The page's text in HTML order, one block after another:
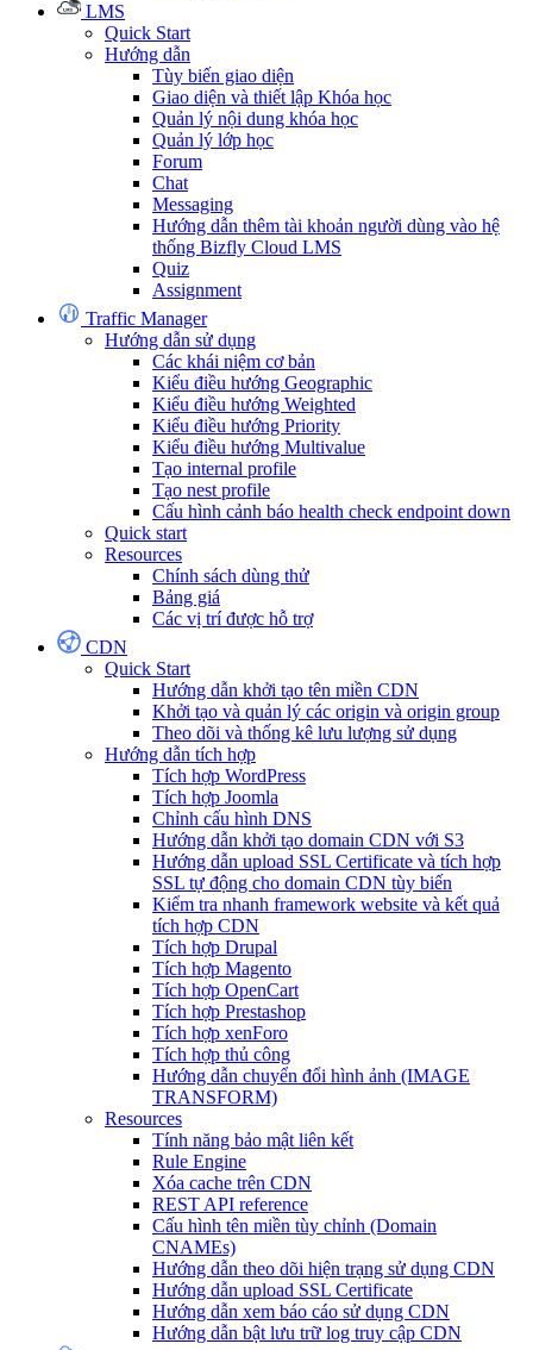
LMS
Quick Start
Hướng dẫn
Tùy biến giao diện
Giao diện và thiết lập Khóa học
Quản lý nội dung khóa học
Quản lý lớp học
Forum
Chat
Messaging
Hướng dẫn thêm tài khoản người dùng vào hệ
thống Bizfly Cloud LMS
Quiz
Assignment
Traffic Manager
Hướng dẫn sử dụng
Các khái niệm cơ bản
Kiểu điều hướng Geographic
Kiểu điều hướng Weighted
Kiểu điều hướng Priority
Kiểu điều hướng Multivalue
Tạo internal profile
Tạo nest profile
Cấu hình cảnh báo health check endpoint down
Quick start
Resources
Chính sách dùng thử
Bảng giá
Các vị trí được hỗ trợ
CDN
Quick Start
Hướng dẫn khởi tạo tên miền CDN
Khởi tạo và quản lý các origin và origin group
Theo dõi và thống kê lưu lượng sử dụng
Hướng dẫn tích hợp
Tích hợp WordPress
Tích hợp Joomla
Chỉnh cấu hình DNS
Hướng dẫn khởi tạo domain CDN với S3
Hướng dẫn upload SSL Certificate và tích hợp
SSL tự động cho domain CDN tùy biến
Kiểm tra nhanh framework website và kết quả
tích hợp CDN
Tích hợp Drupal
Tích hợp Magento
Tích hợp OpenCart
Tích hợp Prestashop
Tích hợp xenForo
Tích hợp thủ công
Hướng dẫn chuyển đổi hình ảnh (IMAGE
TRANSFORM)
Resources
Tính năng bảo mật liên kết
Rule Engine
Xóa cache trên CDN
REST API reference
Cấu hình tên miền tùy chỉnh (Domain
CNAMEs)
Hướng dẫn theo dõi hiện trạng sử dụng CDN
Hướng dẫn upload SSL Certificate
Hướng dẫn xem báo cáo sử dụng CDN
Hướng dẫn bật lưu trữ log truy cập CDN